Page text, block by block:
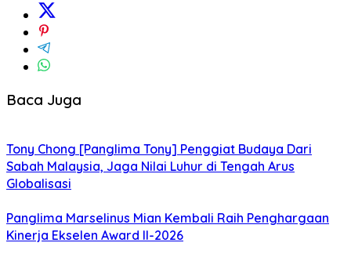
Baca Juga
Tony Chong [Panglima Tony] Penggiat Budaya Dari
Sabah Malaysia, Jaga Nilai Luhur di Tengah Arus
Globalisasi
Panglima Marselinus Mian Kembali Raih Penghargaan
Kinerja Ekselen Award II-2026